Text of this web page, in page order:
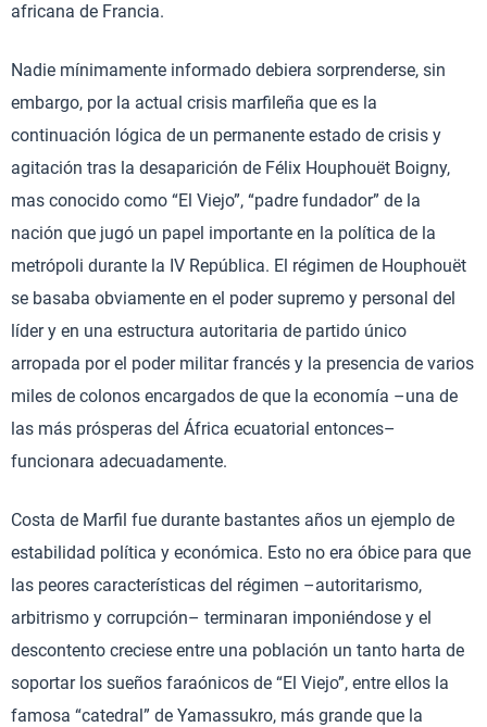
africana de Francia.
Nadie mínimamente informado debiera sorprenderse, sin
embargo, por la actual crisis marfileña que es la
continuación lógica de un permanente estado de crisis y
agitación tras la desaparición de Félix Houphouët Boigny,
mas conocido como “El Viejo”, “padre fundador” de la
nación que jugó un papel importante en la política de la
metrópoli durante la IV República. El régimen de Houphouët
se basaba obviamente en el poder supremo y personal del
líder y en una estructura autoritaria de partido único
arropada por el poder militar francés y la presencia de varios
miles de colonos encargados de que la economía –una de
las más prósperas del África ecuatorial entonces–
funcionara adecuadamente.
Costa de Marfil fue durante bastantes años un ejemplo de
estabilidad política y económica. Esto no era óbice para que
las peores características del régimen –autoritarismo,
arbitrismo y corrupción– terminaran imponiéndose y el
descontento creciese entre una población un tanto harta de
soportar los sueños faraónicos de “El Viejo”, entre ellos la
famosa “catedral” de Yamassukro, más grande que la